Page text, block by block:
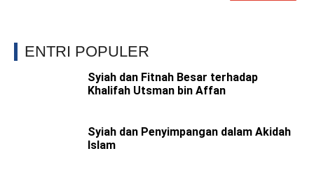
ENTRI POPULER
Syiah dan Fitnah Besar terhadap
Khalifah Utsman bin Affan
Syiah dan Penyimpangan dalam Akidah
Islam